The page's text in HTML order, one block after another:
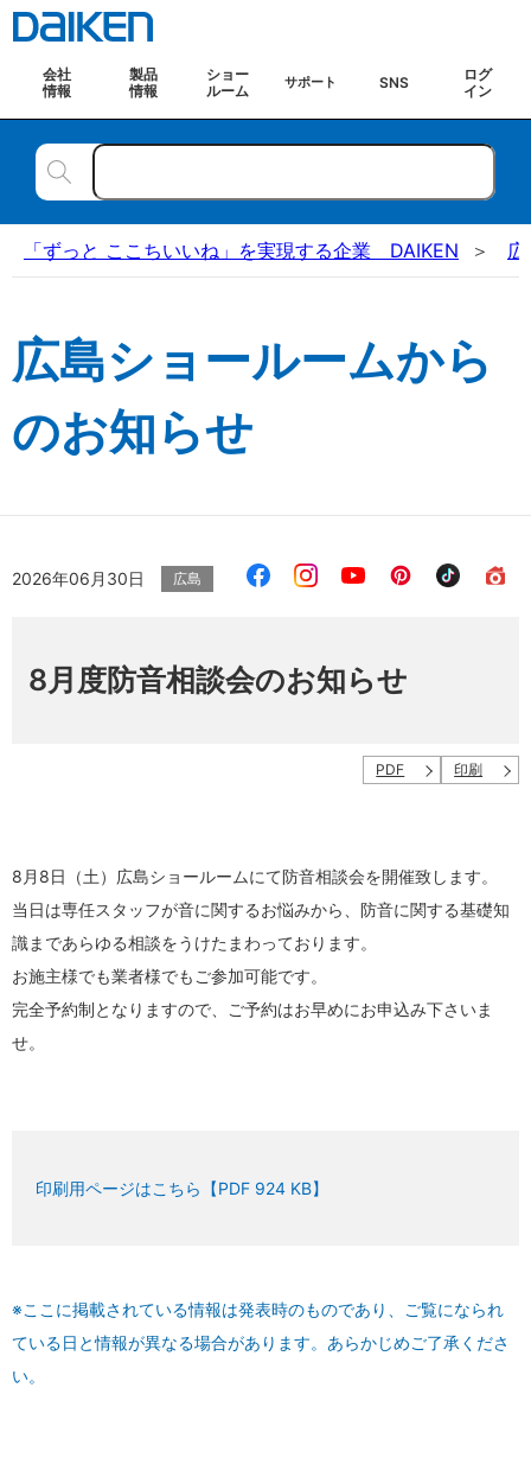
会社
情報
製品
情報
ショー
ルーム
サポート SNS
ログ
イン
「ずっと ここちいいね」を実現する企業 DAIKEN
広島ショールームから
のお知らせ
2026年06月30日 広島
8月度防音相談会のお知らせ
PDF 印刷
8月8日（土）広島ショールームにて防音相談会を開催致します。
当日は専任スタッフが音に関するお悩みから、防音に関する基礎知
識まであらゆる相談をうけたまわっております。
お施主様でも業者様でもご参加可能です。
完全予約制となりますので、ご予約はお早めにお申込み下さいま
せ。
印刷用ページはこちら【PDF 924 KB】
※ここに掲載されている情報は発表時のものであり、ご覧になられ
ている日と情報が異なる場合があります。あらかじめご了承くださ
い。